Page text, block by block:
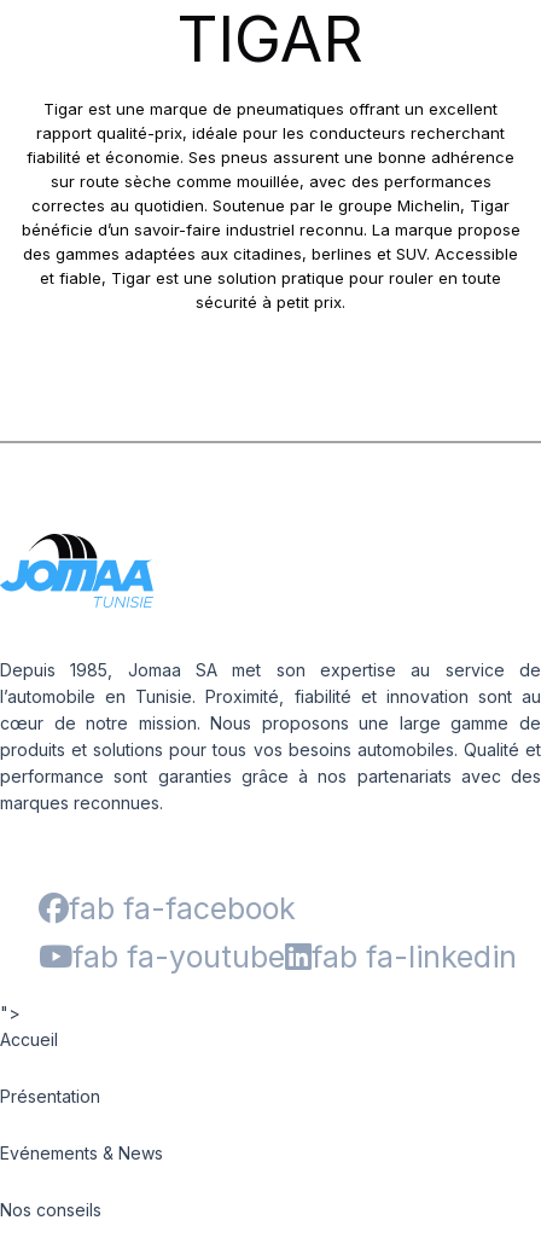
TIGAR
Tigar est une marque de pneumatiques offrant un excellent
rapport qualité-prix, idéale pour les conducteurs recherchant
fiabilité et économie. Ses pneus assurent une bonne adhérence
sur route sèche comme mouillée, avec des performances
correctes au quotidien. Soutenue par le groupe Michelin, Tigar
bénéficie d’un savoir-faire industriel reconnu. La marque propose
des gammes adaptées aux citadines, berlines et SUV. Accessible
et fiable, Tigar est une solution pratique pour rouler en toute
sécurité à petit prix.
Depuis 1985, Jomaa SA met son expertise au service de
l’automobile en Tunisie. Proximité, fiabilité et innovation sont au
cœur de notre mission. Nous proposons une large gamme de
produits et solutions pour tous vos besoins automobiles. Qualité et
performance sont garanties grâce à nos partenariats avec des
marques reconnues.
fab fa-facebook
fab fa-youtube
fab fa-linkedin
">
Accueil
Présentation
Evénements & News
Nos conseils